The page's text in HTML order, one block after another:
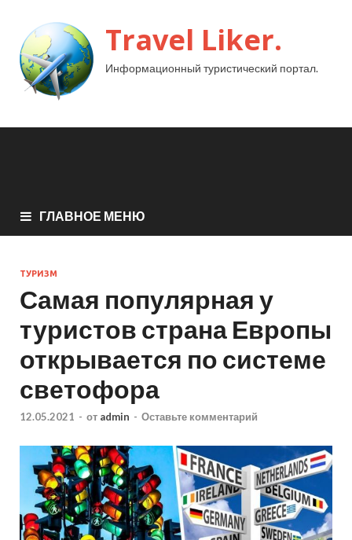
Travel Liker.
Информационный туристический портал.
ГЛАВНОЕ МЕНЮ
ТУРИЗМ
Самая популярная у
туристов страна Европы
открывается по системе
светофора
12.05.2021 - от admin - Оставьте комментарий